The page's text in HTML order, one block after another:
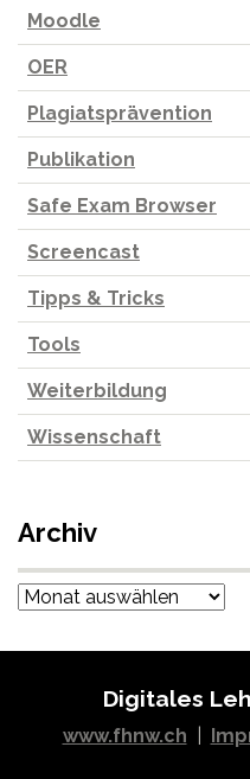
Moodle
OER
Plagiatsprävention
Publikation
Safe Exam Browser
Screencast
Tipps & Tricks
Tools
Weiterbildung
Wissenschaft
Archiv
Archiv
Digitales
www.fhnw.ch